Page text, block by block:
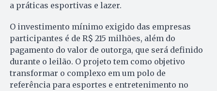
a práticas esportivas e lazer.
O investimento mínimo exigido das empresas
participantes é de R$ 215 milhões, além do
pagamento do valor de outorga, que será definido
durante o leilão. O projeto tem como objetivo
transformar o complexo em um polo de
referência para esportes e entretenimento no